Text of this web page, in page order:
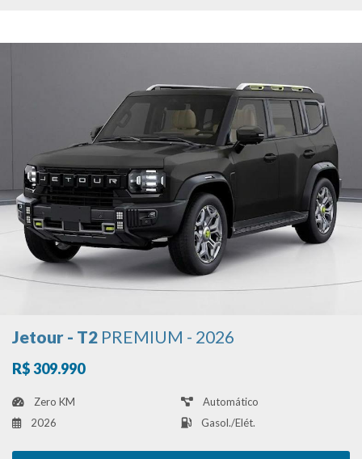
Jetour - T2 PREMIUM - 2026
R$ 309.990
Zero KM
Automático
2026
Gasol./Elét.